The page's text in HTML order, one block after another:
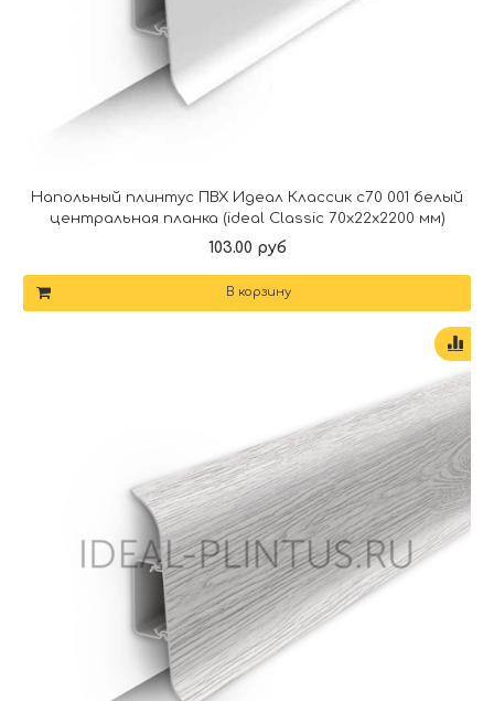
Напольный плинтус ПВХ Идеал Классик c70 001 белый
центральная планка (ideal Classic 70х22х2200 мм)
103.00 руб
В корзину